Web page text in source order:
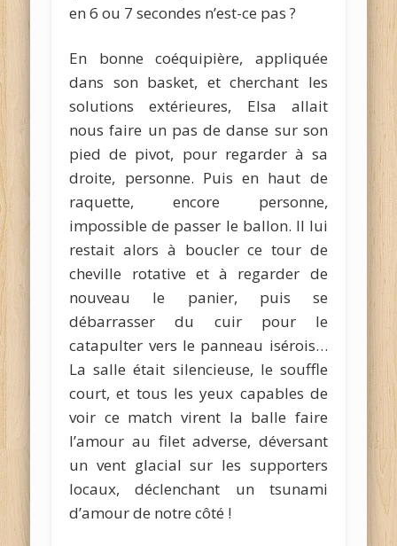
en 6 ou 7 secondes n’est-ce pas ?
En bonne coéquipière, appliquée
dans son basket, et cherchant les
solutions extérieures, Elsa allait
nous faire un pas de danse sur son
pied de pivot, pour regarder à sa
droite, personne. Puis en haut de
raquette, encore personne,
impossible de passer le ballon. Il lui
restait alors à boucler ce tour de
cheville rotative et à regarder de
nouveau le panier, puis se
débarrasser du cuir pour le
catapulter vers le panneau isérois…
La salle était silencieuse, le souffle
court, et tous les yeux capables de
voir ce match virent la balle faire
l’amour au filet adverse, déversant
un vent glacial sur les supporters
locaux, déclenchant un tsunami
d’amour de notre côté !